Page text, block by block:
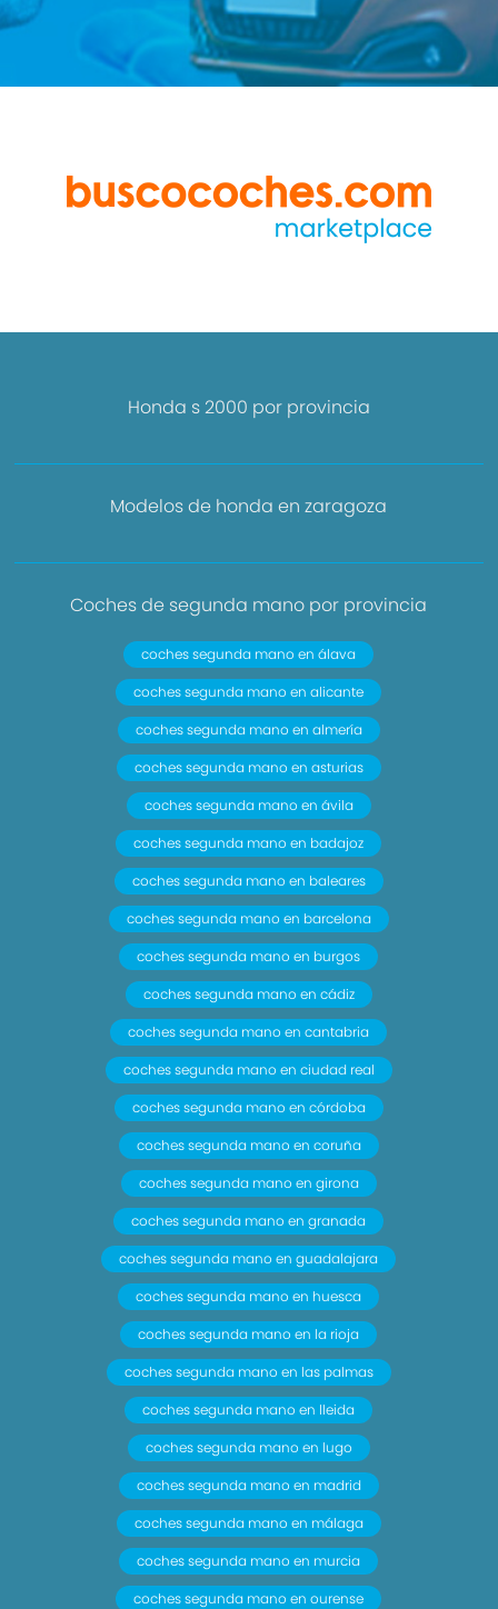
Honda s 2000 por provincia
Modelos de honda en zaragoza
Coches de segunda mano por provincia
coches segunda mano en álava
coches segunda mano en alicante
coches segunda mano en almería
coches segunda mano en asturias
coches segunda mano en ávila
coches segunda mano en badajoz
coches segunda mano en baleares
coches segunda mano en barcelona
coches segunda mano en burgos
coches segunda mano en cádiz
coches segunda mano en cantabria
coches segunda mano en ciudad real
coches segunda mano en córdoba
coches segunda mano en coruña
coches segunda mano en girona
coches segunda mano en granada
coches segunda mano en guadalajara
coches segunda mano en huesca
coches segunda mano en la rioja
coches segunda mano en las palmas
coches segunda mano en lleida
coches segunda mano en lugo
coches segunda mano en madrid
coches segunda mano en málaga
coches segunda mano en murcia
coches segunda mano en ourense